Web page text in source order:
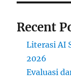
Recent
Literasi AI
2026
Evaluasi